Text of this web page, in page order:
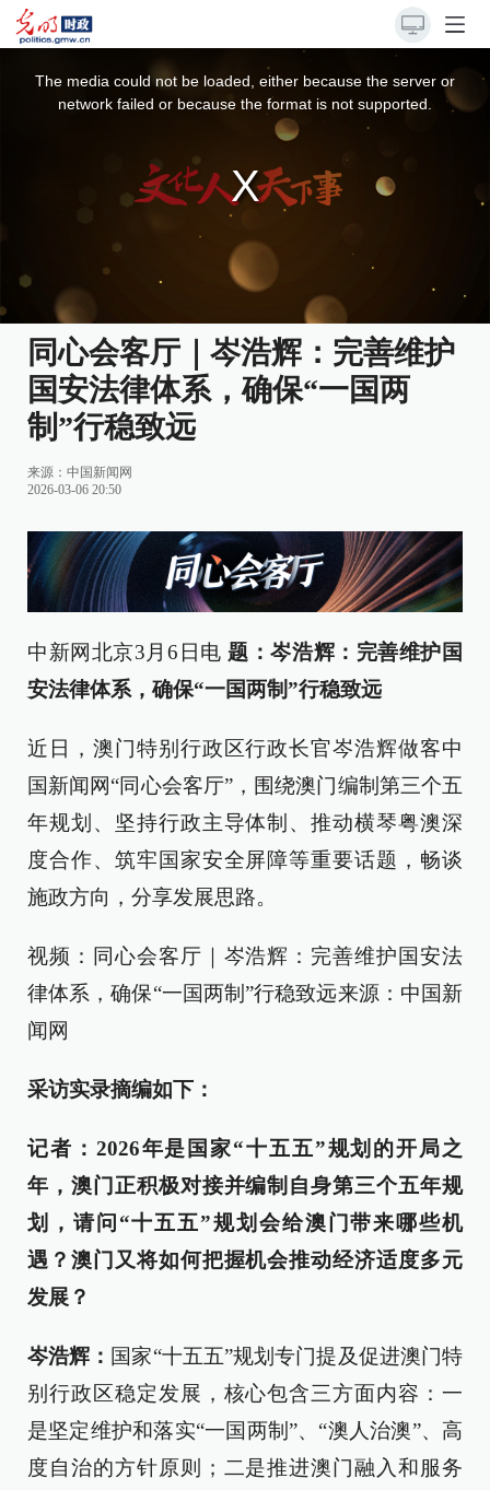
The media could not be loaded, either because the server or
network failed or because the format is not supported.
同心会客厅｜岑浩辉：完善维护
国安法律体系，确保“一国两
制”行稳致远
来源： 中国新闻网
2026-03-06 20:50
中新网北京3月6日电 题：岑浩辉：完善维护国
安法律体系，确保“一国两制”行稳致远
近日，澳门特别行政区行政长官岑浩辉做客中
国新闻网“同心会客厅”，围绕澳门编制第三个五
年规划、坚持行政主导体制、推动横琴粤澳深
度合作、筑牢国家安全屏障等重要话题，畅谈
施政方向，分享发展思路。
视频：同心会客厅｜岑浩辉：完善维护国安法
律体系，确保“一国两制”行稳致远来源：中国新
闻网
采访实录摘编如下：
记者：2026年是国家“十五五”规划的开局之
年，澳门正积极对接并编制自身第三个五年规
划，请问“十五五”规划会给澳门带来哪些机
遇？澳门又将如何把握机会推动经济适度多元
发展？
岑浩辉： 国家“十五五”规划专门提及促进澳门特
别行政区稳定发展，核心包含三方面内容：一
是坚定维护和落实“一国两制”、“澳人治澳”、高
度自治的方针原则；二是推进澳门融入和服务